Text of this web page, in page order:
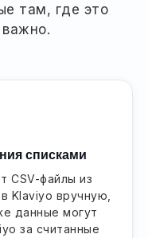
там, где это
списками
CSV-файлы из
Klaviyo вручную,
данные могут
за считанные